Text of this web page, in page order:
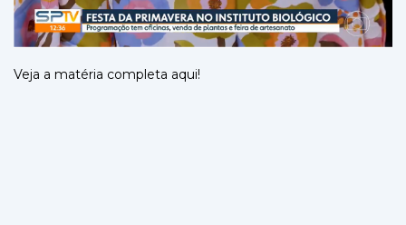
Veja a matéria completa aqui!